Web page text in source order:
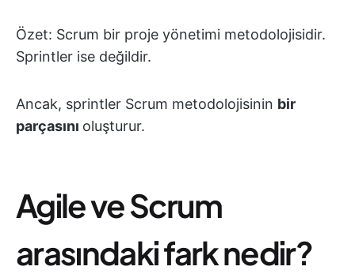
Özet: Scrum bir proje yönetimi metodolojisidir.
Sprintler ise değildir.
Ancak, sprintler Scrum metodolojisinin bir
parçasını oluşturur.
Agile ve Scrum
arasındaki fark nedir?